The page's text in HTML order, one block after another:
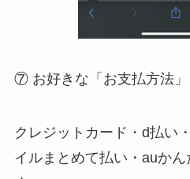
⑦ お好きな「お支払方法
クレジットカード・d払い
イルまとめて払い・auか